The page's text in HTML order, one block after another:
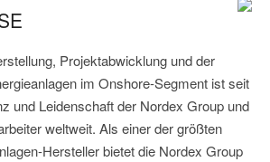
Projektabwicklung und der
im Onshore-Segment ist seit
und Leidenschaft der Nordex Group und
weltweit. Als einer der größten
Hersteller bietet die Nordex Group